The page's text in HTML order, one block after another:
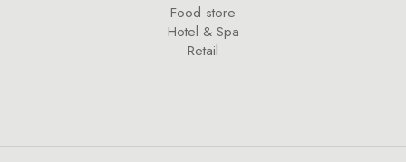
Food store
Hotel & Spa
Retail